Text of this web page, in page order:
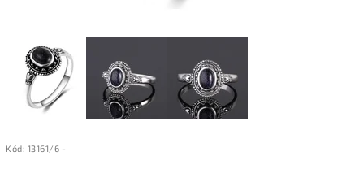
Kód: 13161/6 -